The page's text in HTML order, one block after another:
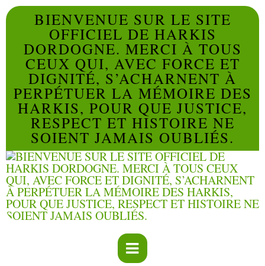
BIENVENUE SUR LE SITE
OFFICIEL DE HARKIS
DORDOGNE. MERCI À TOUS
CEUX QUI, AVEC FORCE ET
DIGNITÉ, S’ACHARNENT À
PERPÉTUER LA MÉMOIRE DES
HARKIS, POUR QUE JUSTICE,
RESPECT ET HISTOIRE NE
SOIENT JAMAIS OUBLIÉS.